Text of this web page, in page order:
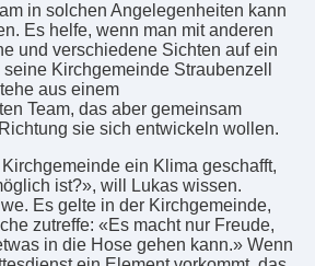
in solchen Angelegenheiten kann
Es helfe, wenn man mit anderen
und verschiedene Sichten auf ein
Kirchgemeinde Straubenzell
aus einem
Team, das aber gemeinsam
sie sich entwickeln wollen.
ein Klima geschafft,
ist?», will Lukas wissen.
Es gelte in der Kirchgemeinde,
zutreffe: «Es macht nur Freude,
in die Hose gehen kann.» Wenn